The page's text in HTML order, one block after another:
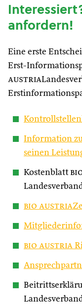
anfordern!
Eine erste
Erst-
austria
Information
seinen
Kostenblatt
bio austria
bio austria